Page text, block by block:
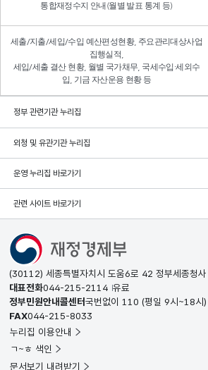
통합재정수지 안내(월별 발표 통계 등)
세출/지출/세입/수입 예산편성현황, 주요관리대상사업
집행실적,
세입/세출 결산 현황, 월별 국가채무, 국세수입·세외수
입, 기금 자산운용 현황 등
정부 관련기관 누리집
외청 및 유관기관 누리집
운영 누리집 바로가기
관련 사이트 바로가기
(30112) 세종특별자치시 도움6로 42 정부세종청사
대표전화044-215-2114 유료
정부민원안내콜센터국번없이 110 (평일 9시~18시)
FAX044-215-8033
누리집 이용안내
ㄱ~ㅎ 색인
문서보기 내려받기